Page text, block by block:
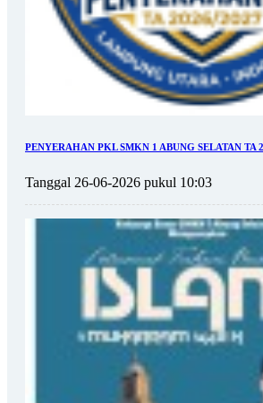
PENYERAHAN PKL SMKN 1 ABUNG SELATAN TA
Tanggal 26-06-2026 pukul 10:03